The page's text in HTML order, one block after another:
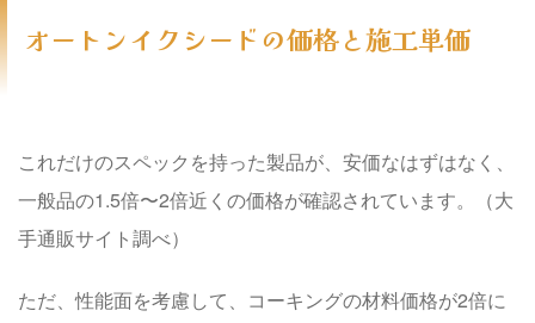
オートンイクシードの価格と施工単価
これだけのスペックを持った製品が、安価なはずはなく、
一般品の1.5倍〜2倍近くの価格が確認されています。（大
手通販サイト調べ）
ただ、性能面を考慮して、コーキングの材料価格が2倍に